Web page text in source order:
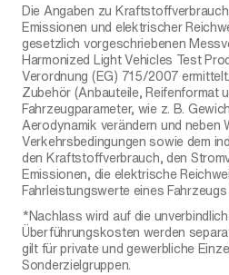
Die Angaben zu
Emissionen und elektrischer
gesetzlich vorgeschriebenen
Harmonized Light Vehicles Test
Verordnung (EG) 715/2007
Zubehör (Anbauteile, Reifenformat
Fahrzeugparameter, wie z. B.
Aerodynamik verändern und neben
Verkehrsbedingungen sowie dem
den Kraftstoffverbrauch, den
Emissionen, die elektrische
Fahrleistungswerte eines
*Nachlass wird auf die
Überführungskosten werden
gilt für private und gewerbliche
Sonderzielgruppen.